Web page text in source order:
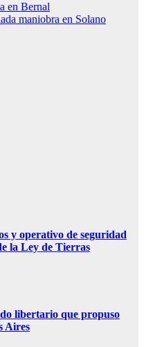
en Bernal
maniobra en Solano
y operativo de seguridad
la Ley de Tierras
libertario que propuso
Aires